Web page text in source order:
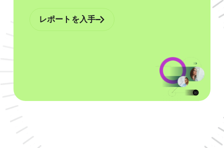
レポートを入手